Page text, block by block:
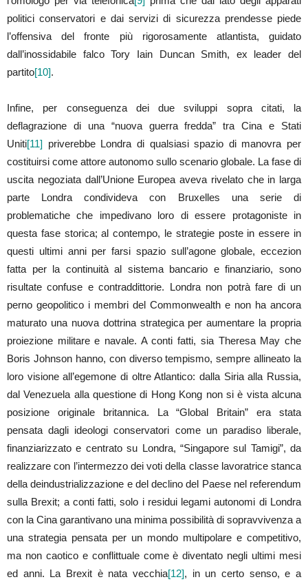
politici conservatori e dai servizi di sicurezza prendesse piede
l’offensiva del fronte più rigorosamente atlantista, guidato
dall’inossidabile falco Tory Iain Duncan Smith, ex leader del
partito[10].
Infine, per conseguenza dei due sviluppi sopra citati, la
deflagrazione di una “nuova guerra fredda” tra Cina e Stati
Uniti[11] priverebbe Londra di qualsiasi spazio di manovra per
costituirsi come attore autonomo sullo scenario globale. La fase di
uscita negoziata dall’Unione Europea aveva rivelato che in larga
parte Londra condivideva con Bruxelles una serie di
problematiche che impedivano loro di essere protagoniste in
questa fase storica; al contempo, le strategie poste in essere in
questi ultimi anni per farsi spazio sull’agone globale, eccezion
fatta per la continuità al sistema bancario e finanziario, sono
risultate confuse e contraddittorie. Londra non potrà fare di un
perno geopolitico i membri del Commonwealth e non ha ancora
maturato una nuova dottrina strategica per aumentare la propria
proiezione militare e navale. A conti fatti, sia Theresa May che
Boris Johnson hanno, con diverso tempismo, sempre allineato la
loro visione all’egemone di oltre Atlantico: dalla Siria alla Russia,
dal Venezuela alla questione di Hong Kong non si è vista alcuna
posizione originale britannica. La “Global Britain” era stata
pensata dagli ideologi conservatori come un paradiso liberale,
finanziarizzato e centrato su Londra, “Singapore sul Tamigi”, da
realizzare con l’intermezzo dei voti della classe lavoratrice stanca
della deindustrializzazione e del declino del Paese nel referendum
sulla Brexit; a conti fatti, solo i residui legami autonomi di Londra
con la Cina garantivano una minima possibilità di sopravvivenza a
una strategia pensata per un mondo multipolare e competitivo,
ma non caotico e conflittuale come è diventato negli ultimi mesi
ed anni. La Brexit è nata vecchia[12], in un certo senso, e a